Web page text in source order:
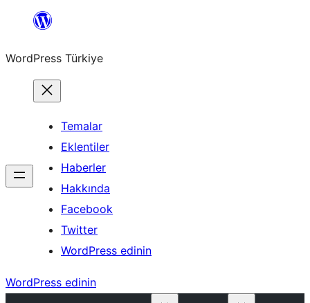
İçeriğe
WordPress Türkiye
Temalar
Eklentiler
Haberler
Hakkında
Facebook
Twitter
WordPress edinin
WordPress edinin